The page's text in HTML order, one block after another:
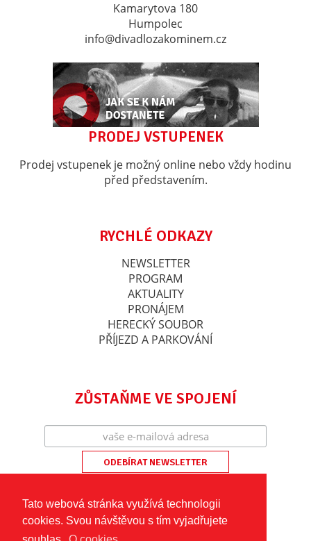
Tato webová stránka využívá technologii
cookies. Svou návštěvou s tím vyjadřujete
Kamarytova 180
Humpolec
info@divadlozakominem.cz
PRODEJ VSTUPENEK
Prodej vstupenek je možný online nebo vždy hodinu
před představením.
RYCHLÉ ODKAZY
NEWSLETTER
PROGRAM
AKTUALITY
PRONÁJEM
HERECKÝ SOUBOR
PŘÍJEZD A PARKOVÁNÍ
ZŮSTAŇME VE SPOJENÍ